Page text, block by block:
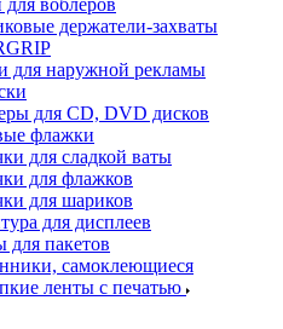
воблеров
держатели-захваты
для наружной рекламы
для CD, DVD дисков
флажки
для сладкой ваты
для флажков
для шариков
для дисплеев
пакетов
самоклеющиеся
ленты с печатью